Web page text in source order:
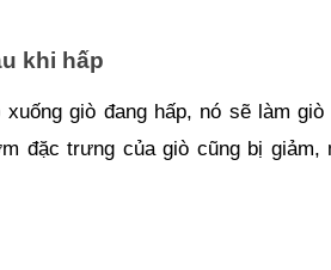
khi hấp
giò đang hấp, nó sẽ làm
đặc trưng của giò cũng bị